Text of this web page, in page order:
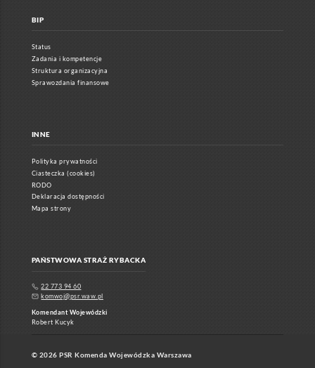
BIP
Status
Zadania i kompetencje
Struktura organizacyjna
Sprawozdania finansowe
INNE
Polityka prywatności
Ciasteczka (cookies)
RODO
Deklaracja dostępności
Mapa strony
PAŃSTWOWA STRAŻ RYBACKA
22 773 94 60
komwoj@psr.waw.pl
Komendant Wojewódzki
Robert Kucyk
© 2026 PSR Komenda Wojewódzka Warszawa